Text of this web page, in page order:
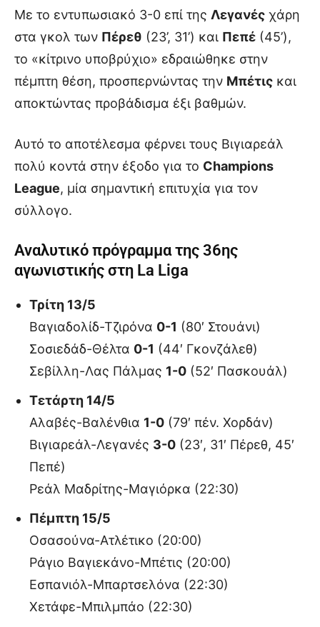
Με το εντυπωσιακό 3-0 επί της Λεγανές χάρη
στα γκολ των Πέρεθ (23’, 31’) και Πεπέ (45’),
το «κίτρινο υποβρύχιο» εδραιώθηκε στην
πέμπτη θέση, προσπερνώντας την Μπέτις και
αποκτώντας προβάδισμα έξι βαθμών.
Αυτό το αποτέλεσμα φέρνει τους Βιγιαρεάλ
πολύ κοντά στην έξοδο για το Champions
League, μία σημαντική επιτυχία για τον
σύλλογο.
Αναλυτικό πρόγραμμα της 36ης
αγωνιστικής στη La Liga
Τρίτη 13/5
Βαγιαδολίδ-Τζιρόνα 0-1 (80′ Στουάνι)
Σοσιεδάδ-Θέλτα 0-1 (44′ Γκονζάλεθ)
Σεβίλλη-Λας Πάλμας 1-0 (52′ Πασκουάλ)
Τετάρτη 14/5
Αλαβές-Βαλένθια 1-0 (79′ πέν. Χορδάν)
Βιγιαρεάλ-Λεγανές 3-0 (23′, 31′ Πέρεθ, 45′
Πεπέ)
Ρεάλ Μαδρίτης-Μαγιόρκα (22:30)
Πέμπτη 15/5
Οσασούνα-Ατλέτικο (20:00)
Ράγιο Βαγιεκάνο-Μπέτις (20:00)
Εσπανιόλ-Μπαρτσελόνα (22:30)
Χετάφε-Μπιλμπάο (22:30)